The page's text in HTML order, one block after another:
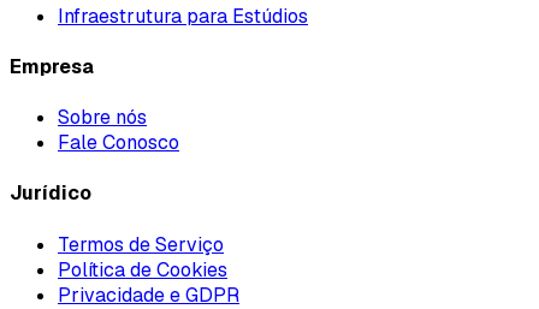
Infraestrutura para Estúdios
Empresa
Sobre nós
Fale Conosco
Jurídico
Termos de Serviço
Política de Cookies
Privacidade e GDPR